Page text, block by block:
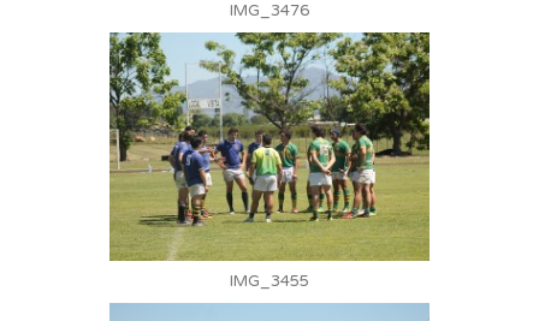
IMG_3476
IMG_3455